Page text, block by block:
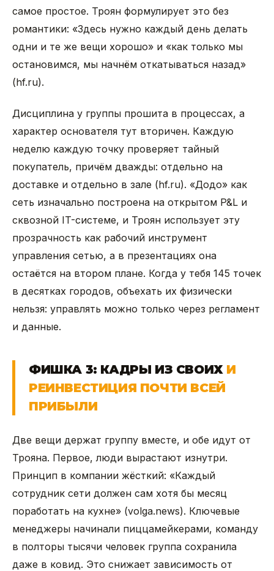
самое простое. Троян формулирует это без
романтики: «Здесь нужно каждый день делать
одни и те же вещи хорошо» и «как только мы
остановимся, мы начнём откатываться назад»
(hf.ru).
Дисциплина у группы прошита в процессах, а
характер основателя тут вторичен. Каждую
неделю каждую точку проверяет тайный
покупатель, причём дважды: отдельно на
доставке и отдельно в зале (hf.ru). «Додо» как
сеть изначально построена на открытом P&L и
сквозной IT-системе, и Троян использует эту
прозрачность как рабочий инструмент
управления сетью, а в презентациях она
остаётся на втором плане. Когда у тебя 145 точек
в десятках городов, объехать их физически
нельзя: управлять можно только через регламент
и данные.
ФИШКА 3: КАДРЫ ИЗ СВОИХ И
РЕИНВЕСТИЦИЯ ПОЧТИ ВСЕЙ
ПРИБЫЛИ
Две вещи держат группу вместе, и обе идут от
Трояна. Первое, люди вырастают изнутри.
Принцип в компании жёсткий: «Каждый
сотрудник сети должен сам хотя бы месяц
поработать на кухне» (volga.news). Ключевые
менеджеры начинали пиццамейкерами, команду
в полторы тысячи человек группа сохранила
даже в ковид. Это снижает зависимость от